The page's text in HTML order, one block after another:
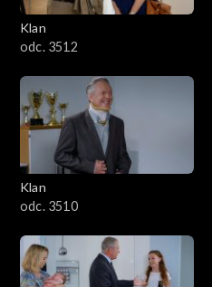
Klan
odc. 3512
Klan
odc. 3510